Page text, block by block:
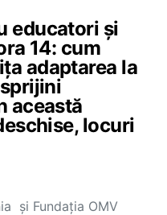
educatori și
14: cum
adaptarea la
această
locuri
și Fundația OMV